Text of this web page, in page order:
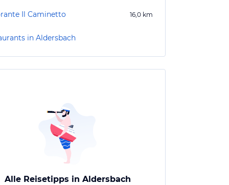
Il Caminetto 16,0 km
in Aldersbach
Alle Reisetipps in Aldersbach